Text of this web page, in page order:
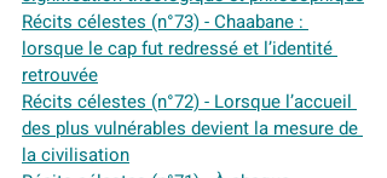
Récits célestes (n°73) - Chaabane :
lorsque le cap fut redressé et l’identité
retrouvée
Récits célestes (n°72) - Lorsque l’accueil
des plus vulnérables devient la mesure de
la civilisation